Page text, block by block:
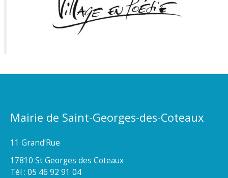
Mairie de Saint-Georges-des-Coteaux
11 Grand’Rue
17810 St Georges des Coteaux
Tél : 05 46 92 91 04